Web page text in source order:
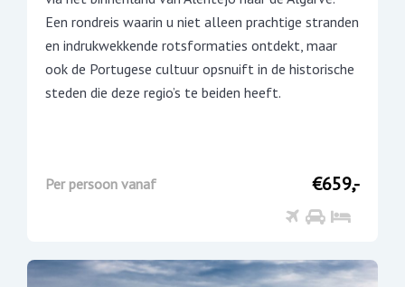
Een rondreis waarin u niet alleen prachtige stranden
en indrukwekkende rotsformaties ontdekt, maar
ook de Portugese cultuur opsnuift in de historische
steden die deze regio’s te beiden heeft.
Per persoon vanaf €659,-